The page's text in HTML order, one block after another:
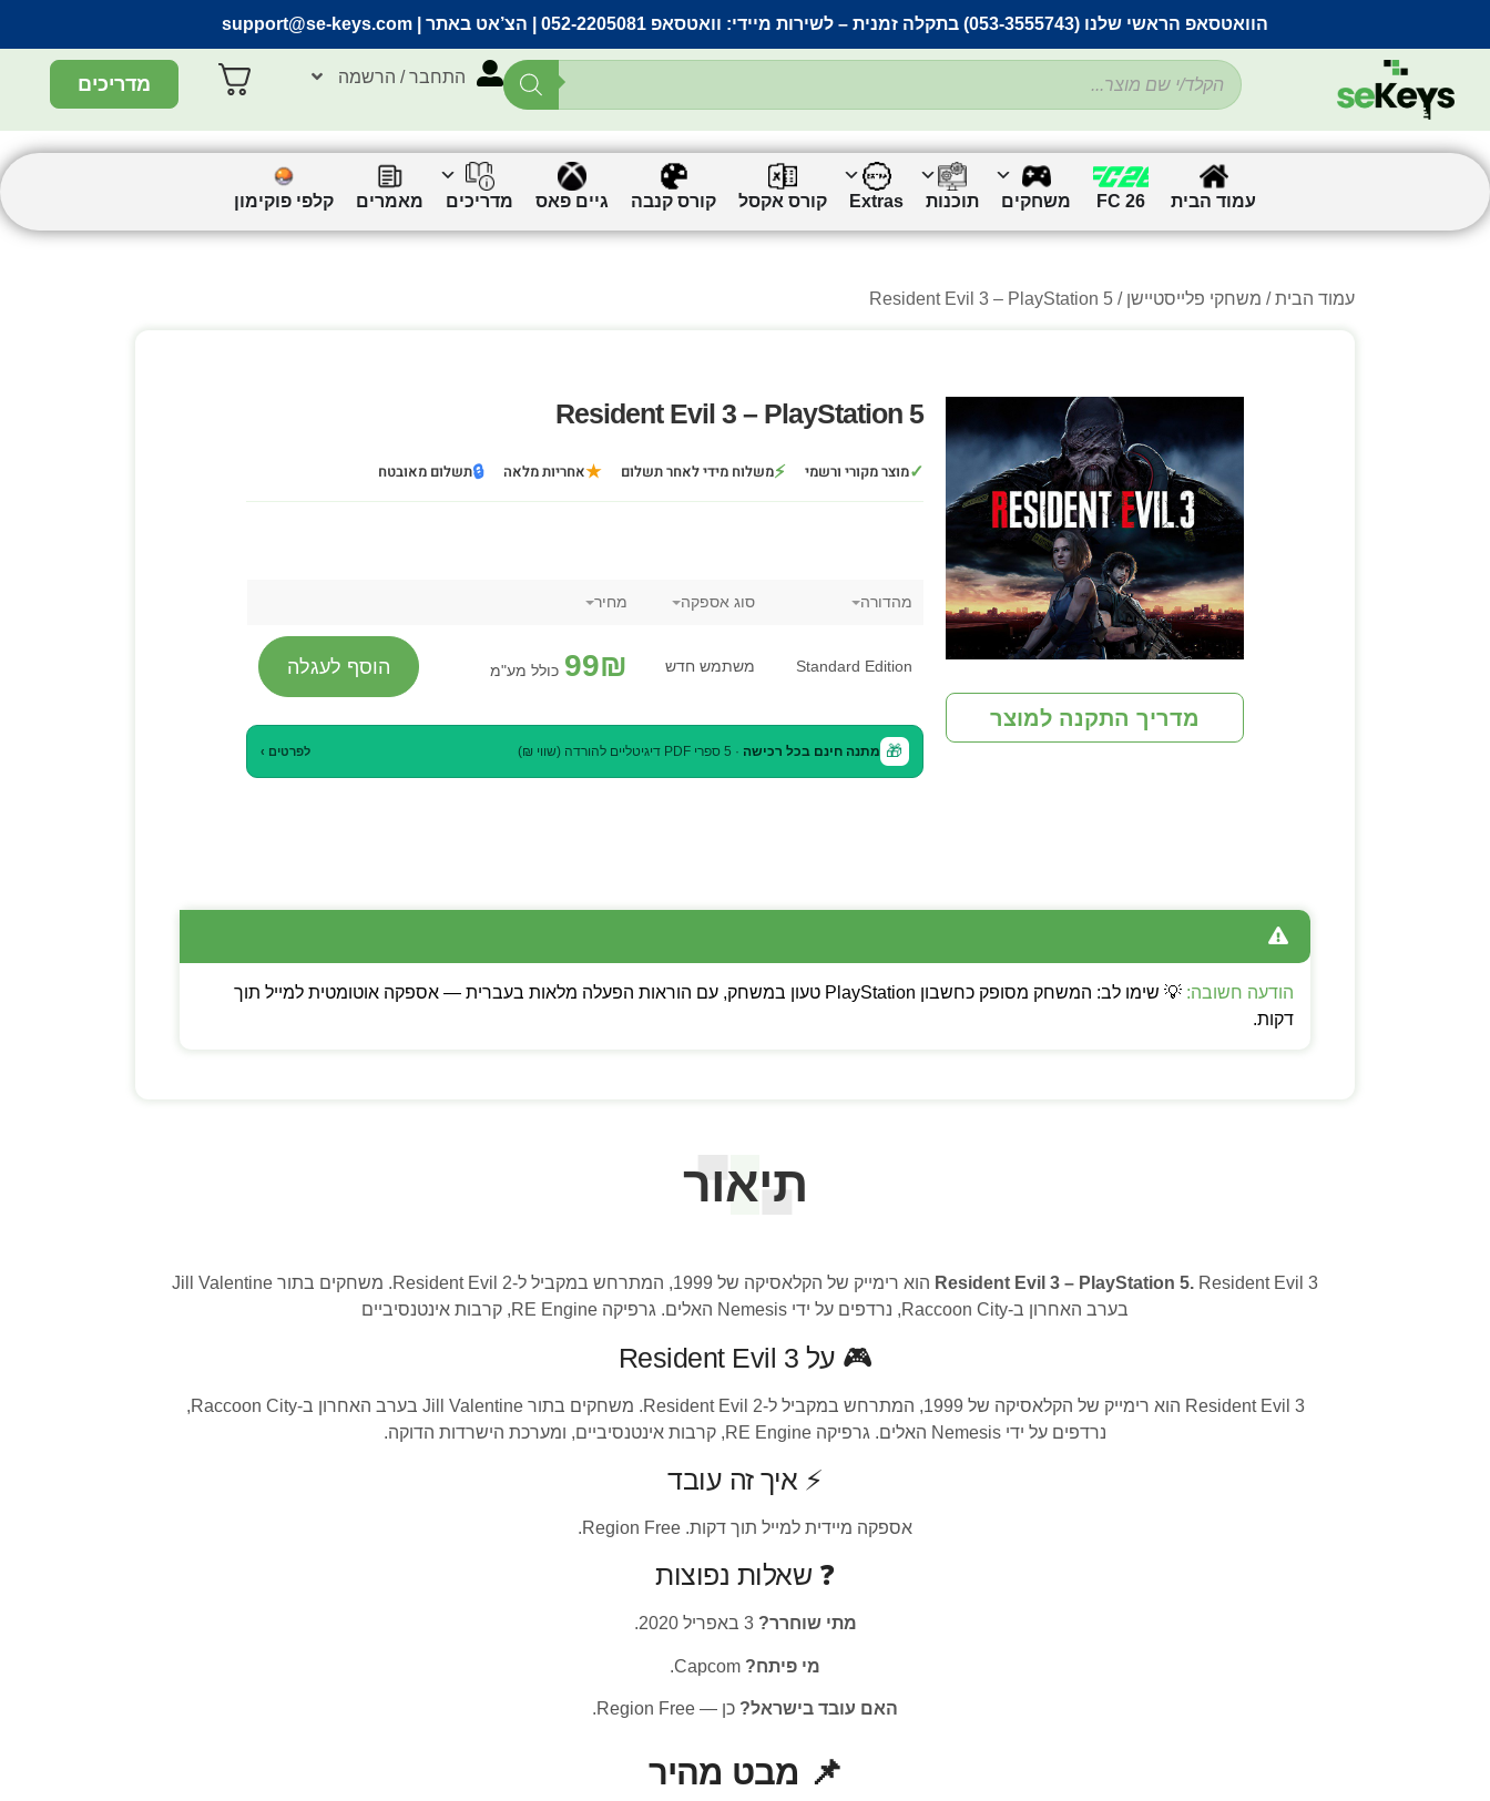
הוואטסאפ הראשי שלנו (053-3555743) בתקלה זמנית – לשירות מיידי: וואטסאפ 052-2205081 | הצ’אט באתר | support@se-keys.com
התחבר / הרשמה מדריכים
עמוד הבית FC 26 משחקים תוכנות Extras קורס אקסל קורס קנבה גיים פאס מדריכים מאמרים קלפי פוקימון
עמוד הבית/ משחקי פלייסטיישן / Resident Evil 3 – PlayStation 5
מדריך התקנה למוצר
Resident Evil 3 – PlayStation 5
✓מוצר מקורי ורשמי ⚡משלוח מידי לאחר תשלום ★אחריות מלאה 🔒תשלום מאובטח
מהדורה סוג אספקה מחיר
Standard Edition משתמש חדש 99₪ כולל מע"מ הוסף לעגלה
🎁 מתנה חינם בכל רכישה · 5 ספרי PDF דיגיטליים להורדה (שווי ₪) לפרטים ›
הודעה חשובה:
💡 שימו לב: המשחק מסופק כחשבון PlayStation טעון במשחק, עם הוראות הפעלה מלאות בעברית — אספקה אוטומטית למייל תוך
דקות.
תיאור
Resident Evil 3 – PlayStation 5.
Resident Evil 3 הוא רימייק של הקלאסיקה של 1999, המתרחש במקביל ל-Resident Evil 2. משחקים בתור Jill Valentine
בערב האחרון ב-Raccoon City, נרדפים על ידי Nemesis האלים. גרפיקה RE Engine, קרבות אינטנסיביים
🎮 על Resident Evil 3
Resident Evil 3 הוא רימייק של הקלאסיקה של 1999, המתרחש במקביל ל-Resident Evil 2. משחקים בתור Jill Valentine בערב האחרון ב-Raccoon City,
נרדפים על ידי Nemesis האלים. גרפיקה RE Engine, קרבות אינטנסיביים, ומערכת הישרדות הדוקה.
⚡ איך זה עובד
אספקה מיידית למייל תוך דקות. Region Free.
❓ שאלות נפוצות
מתי שוחרר? 3 באפריל 2020.
מי פיתח?
האם עובד בישראל? כן — Region Free.
📌 מבט מהיר